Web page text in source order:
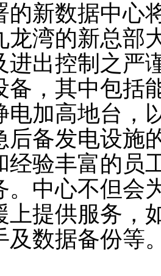
的新数据中心
龙湾的新总部
进出控制之严
备，其中包括
电加高地台，
后备发电设施
经验丰富的员
。中心不但会
上提供服务，
及数据备份等